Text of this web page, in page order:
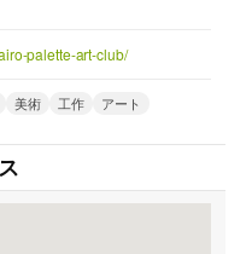
palette-art-club/
美術 工作 アート